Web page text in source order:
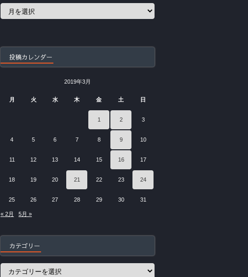
過
投稿カレンダー
2019年3月
月 火 水 木 金 土 日
1 2 3
4 5 6 7 8 9 10
11 12 13 14 15 16 17
18 19 20 21 22 23 24
25 26 27 28 29 30 31
« 2月 5月 »
カテゴリー
カ